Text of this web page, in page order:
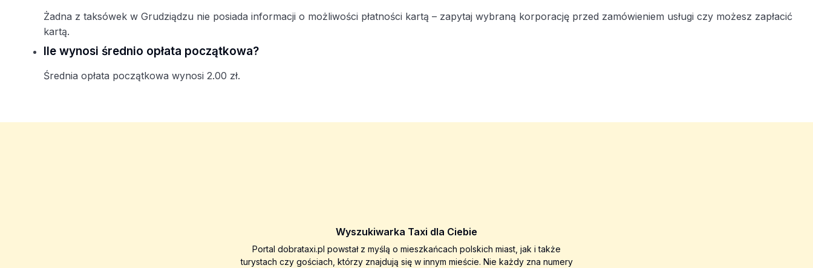
Żadna z taksówek w Grudziądzu nie posiada informacji o możliwości płatności kartą – zapytaj wybraną korporację przed zamówieniem usługi czy możesz zapłacić
kartą.
Ile wynosi średnio opłata początkowa?
Średnia opłata początkowa wynosi 2.00 zł.
Wyszukiwarka Taxi dla Ciebie
Portal dobrataxi.pl powstał z myślą o mieszkańcach polskich miast, jak i także
turystach czy gościach, którzy znajdują się w innym mieście. Nie każdy zna numery